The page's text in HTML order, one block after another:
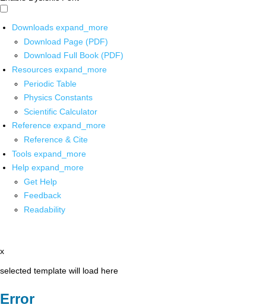
Downloads expand_more
Download Page (PDF)
Download Full Book (PDF)
Resources expand_more
Periodic Table
Physics Constants
Scientific Calculator
Reference expand_more
Reference & Cite
Tools expand_more
Help expand_more
Get Help
Feedback
Readability
x
selected template will load here
Error